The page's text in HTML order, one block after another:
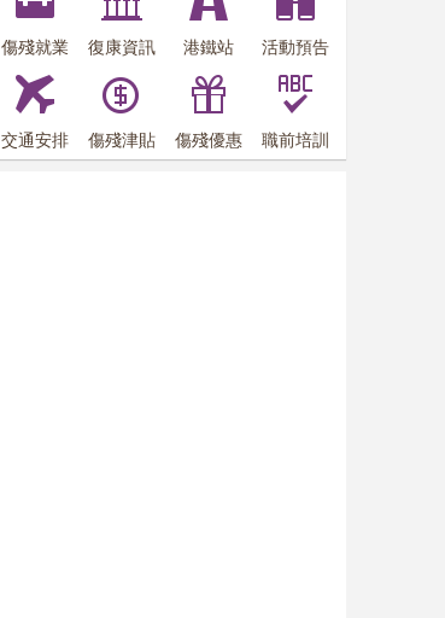
傷殘就業 復康資訊 港鐵站 活動預告
交通安排 傷殘津貼 傷殘優惠 職前培訓